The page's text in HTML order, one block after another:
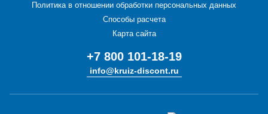
Политика в отношении обработки персональных данных
Способы расчета
Карта сайта
+7 800 101-18-19
info@kruiz-discont.ru